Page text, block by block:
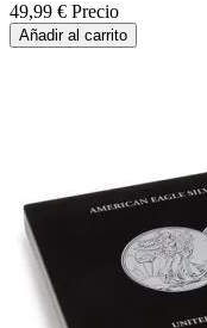
49,99 € Precio
Añadir al carrito